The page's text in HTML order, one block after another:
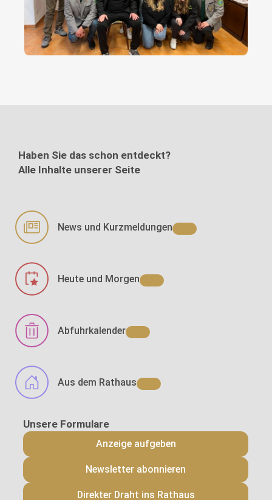
Haben Sie das schon entdeckt?
Alle Inhalte unserer Seite
News und Kurzmeldungen
Heute und Morgen
Abfuhrkalender
Aus dem Rathaus
Anzeige aufgeben
Newsletter abonnieren
Direkter Draht ins Rathaus